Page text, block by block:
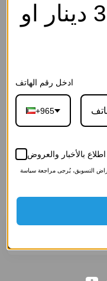
الفاخرة(ورد
صناعي)
الطلب بقيمه 30 دينار او
ادخل رقم الهاتف
+965
بالأخبار والعروض
التسويق، يُرجى مراجعة سياسة